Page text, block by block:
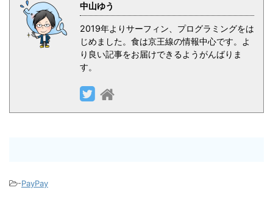
中山ゆう
2019年よりサーフィン、プログラミングをは
じめました。食は京王線の情報中心です。よ
り良い記事をお届けできるようがんばりま
す。
-PayPay